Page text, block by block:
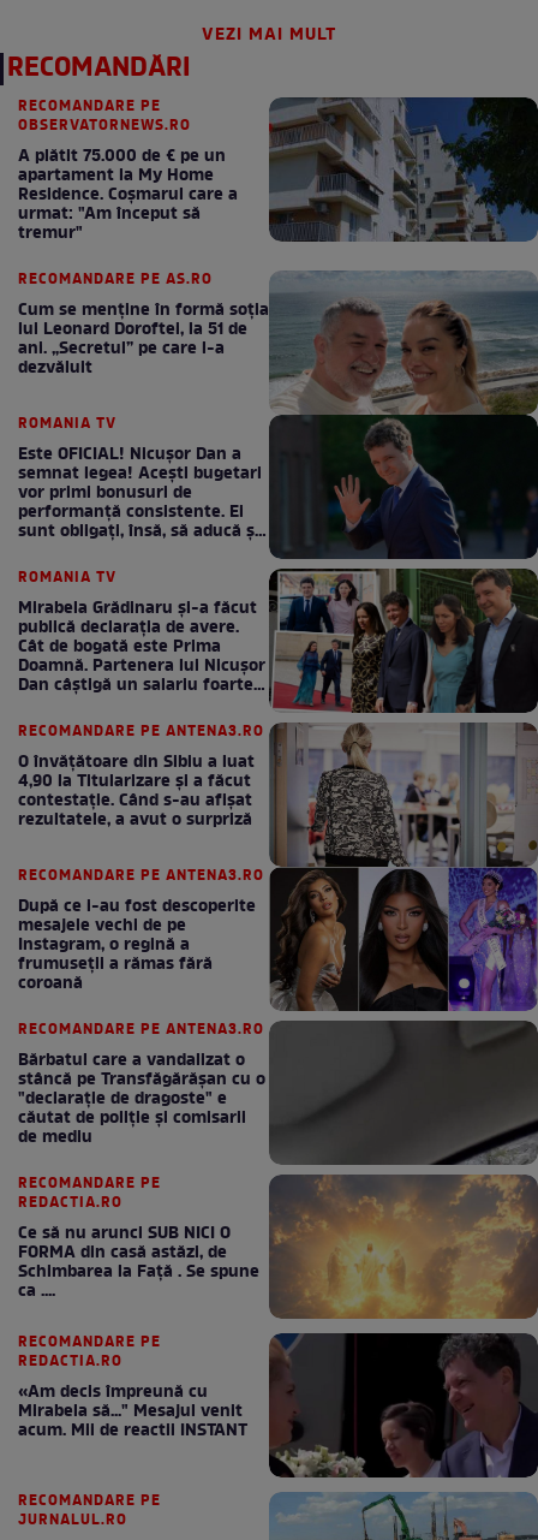
VEZI MAI MULT
RECOMANDĂRI
RECOMANDARE PE
OBSERVATORNEWS.RO
A plătit 75.000 de € pe un
apartament la My Home
Residence. Coşmarul care a
urmat: "Am început să
tremur"
RECOMANDARE PE AS.RO
Cum se menţine în formă soţia
lui Leonard Doroftei, la 51 de
ani. „Secretul” pe care l-a
dezvăluit
ROMANIA TV
Este OFICIAL! Nicușor Dan a
semnat legea! Acești bugetari
vor primi bonusuri de
performanță consistente. Ei
sunt obligați, însă, să aducă și
ROMANIA TV
Mirabela Grădinaru și-a făcut
publică declarația de avere.
Cât de bogată este Prima
Doamnă. Partenera lui Nicușor
Dan câștigă un salariu foarte
RECOMANDARE PE ANTENA3.RO
O învățătoare din Sibiu a luat
4,90 la Titularizare și a făcut
contestație. Când s-au afișat
rezultatele, a avut o surpriză
RECOMANDARE PE ANTENA3.RO
După ce i-au fost descoperite
mesajele vechi de pe
Instagram, o regină a
frumuseții a rămas fără
coroană
RECOMANDARE PE ANTENA3.RO
Bărbatul care a vandalizat o
stâncă pe Transfăgărășan cu o
"declaraţie de dragoste" e
căutat de poliție și comisarii
de mediu
RECOMANDARE PE
REDACTIA.RO
Ce să nu arunci SUB NICI O
FORMA din casă astăzi, de
Schimbarea la Față . Se spune
ca ....
RECOMANDARE PE
REDACTIA.RO
«Am decis împreună cu
Mirabela să..." Mesajul venit
acum. Mii de reactii INSTANT
RECOMANDARE PE
JURNALUL.RO